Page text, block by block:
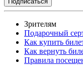
Зрителям
Подарочный
Как купить
Как вернуть
Правила